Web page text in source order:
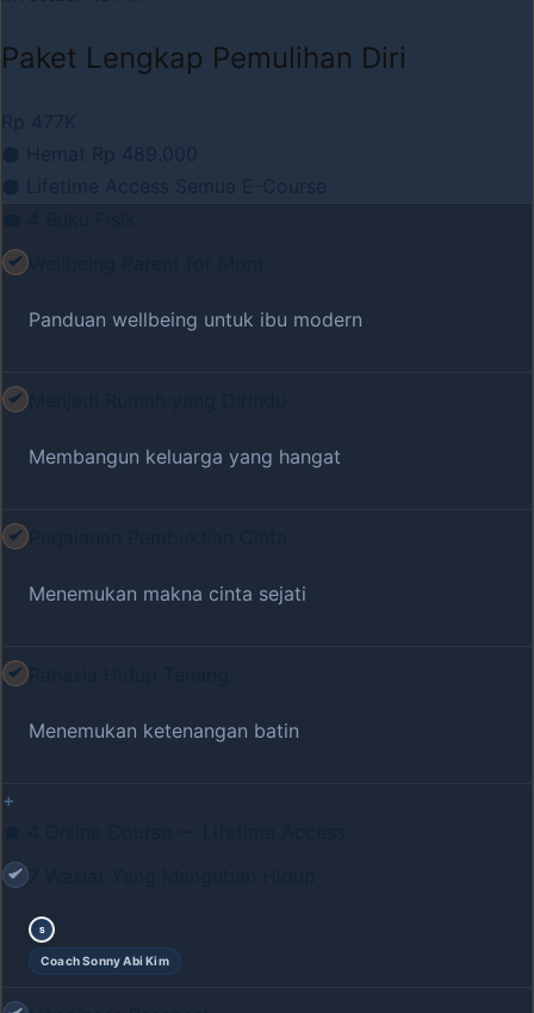
Paket Lengkap Pemulihan Diri
Panduan wellbeing untuk ibu modern
Membangun keluarga yang hangat
Menemukan makna cinta sejati
Menemukan ketenangan batin
+
S
Coach Sonny Abi Kim